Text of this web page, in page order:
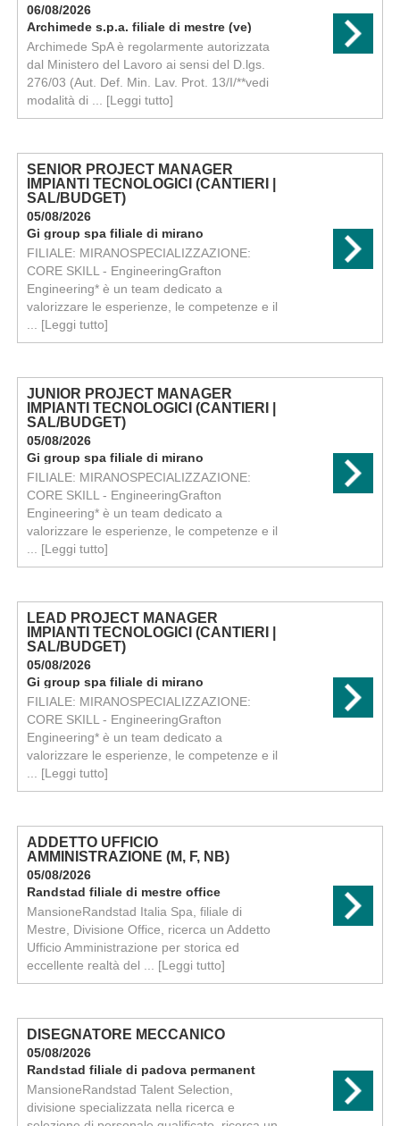
06/08/2026
Archimede s.p.a. filiale di mestre (ve)
Archimede SpA è regolarmente autorizzata
dal Ministero del Lavoro ai sensi del D.lgs.
276/03 (Aut. Def. Min. Lav. Prot. 13/I/**vedi
modalità di ... [Leggi tutto]
SENIOR PROJECT MANAGER
IMPIANTI TECNOLOGICI (CANTIERI |
SAL/BUDGET)
05/08/2026
Gi group spa filiale di mirano
FILIALE: MIRANOSPECIALIZZAZIONE:
CORE SKILL - EngineeringGrafton
Engineering* è un team dedicato a
valorizzare le esperienze, le competenze e il
[Leggi tutto]
JUNIOR PROJECT MANAGER
IMPIANTI TECNOLOGICI (CANTIERI |
SAL/BUDGET)
05/08/2026
Gi group spa filiale di mirano
FILIALE: MIRANOSPECIALIZZAZIONE:
CORE SKILL - EngineeringGrafton
Engineering* è un team dedicato a
valorizzare le esperienze, le competenze e il
[Leggi tutto]
LEAD PROJECT MANAGER
IMPIANTI TECNOLOGICI (CANTIERI |
SAL/BUDGET)
05/08/2026
Gi group spa filiale di mirano
FILIALE: MIRANOSPECIALIZZAZIONE:
CORE SKILL - EngineeringGrafton
Engineering* è un team dedicato a
valorizzare le esperienze, le competenze e il
[Leggi tutto]
ADDETTO UFFICIO
AMMINISTRAZIONE (M, F, NB)
05/08/2026
Randstad filiale di mestre office
MansioneRandstad Italia Spa, filiale di
Mestre, Divisione Office, ricerca un Addetto
Ufficio Amministrazione per storica ed
eccellente realtà del ... [Leggi tutto]
DISEGNATORE MECCANICO
05/08/2026
Randstad filiale di padova permanent
MansioneRandstad Talent Selection,
divisione specializzata nella ricerca e